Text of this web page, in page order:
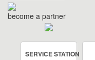
become a partner
SERVICE STATION